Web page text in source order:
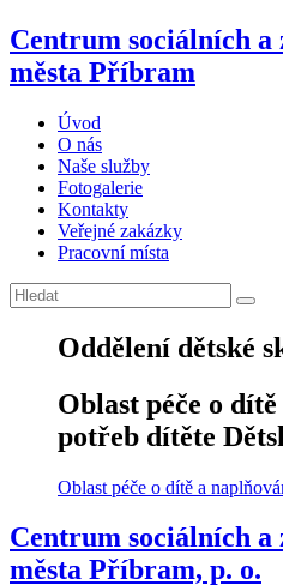
Centrum sociálních a
města Příbram
Úvod
O nás
Naše služby
Fotogalerie
Kontakty
Veřejné zakázky
Pracovní místa
Oddělení dětské
Oblast péče o
potřeb dítěte
Oblast péče o dítě a
Centrum sociálních a
města Příbram, p. o.